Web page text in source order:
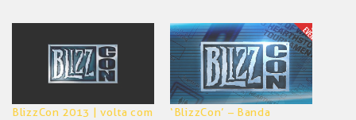
em
janela)
em
janela)
BlizzCon 2013 | volta com
‘BlizzCon’ – Banda